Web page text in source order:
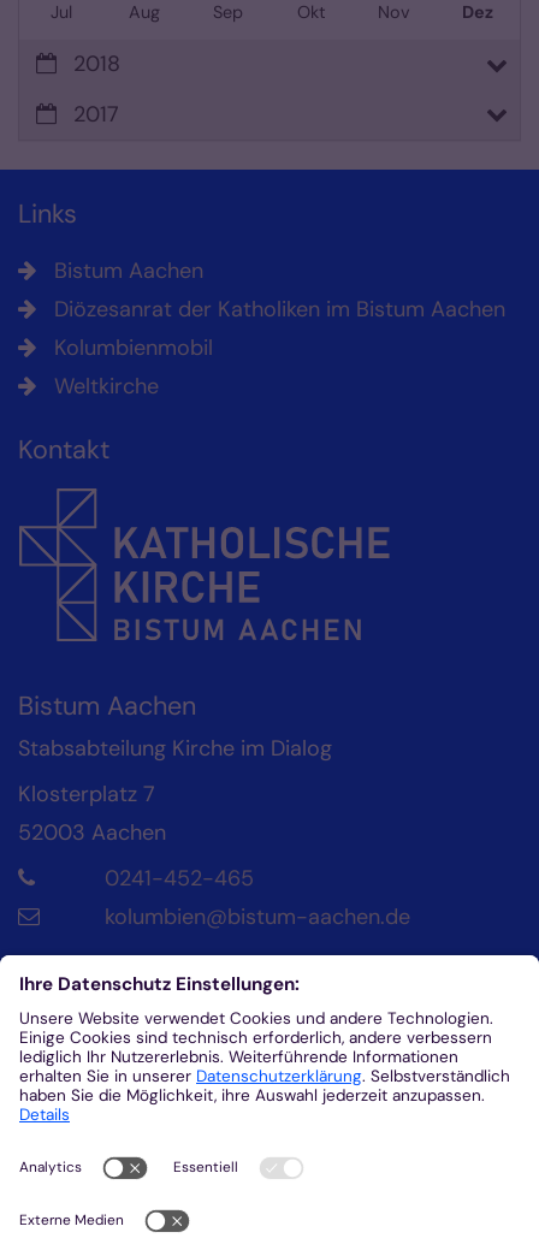
Jul Aug Sep Okt Nov Dez
2018
2017
Links
Bistum Aachen
Diözesanrat der Katholiken im Bistum Aachen
Kolumbienmobil
Weltkirche
Kontakt
Bistum Aachen
Stabsabteilung Kirche im Dialog
Klosterplatz 7
52003 Aachen
0241-452-465
kolumbien@bistum-aachen.de
Kontakt
Diözesanrat der Katholik*innen im Bistum
Aachen
Klosterplatz 4
helena.fuhrmann@dr-aachen.de